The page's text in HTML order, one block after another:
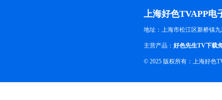
上海好色TVAPP
地址：上海市松江区新桥镇
主营产品： 好色先生TV下载
© 2025 版权所有：上海好